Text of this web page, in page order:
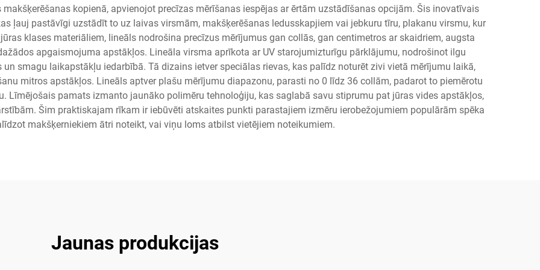
kopienā, apvienojot precīzas mērīšanas iespējas ar ērtām uzstādīšanas opcijām. Šis inovatīvais
ļauj pastāvīgi uzstādīt to uz laivas virsmām, makšķerēšanas ledusskapjiem vai jebkuru tīru, plakanu virsmu, kur
klases materiāliem, lineāls nodrošina precīzus mērījumus gan collās, gan centimetros ar skaidriem, augsta
apgaismojuma apstākļos. Lineāla virsma aprīkota ar UV starojumizturīgu pārklājumu, nodrošinot ilgu
smagu laikapstākļu iedarbībā. Tā dizains ietver speciālas rievas, kas palīdz noturēt zivi vietā mērījumu laikā,
mitros apstākļos. Lineāls aptver plašu mērījumu diapazonu, parasti no 0 līdz 36 collām, padarot to piemērotu
Līmējošais pamats izmanto jaunāko polimēru tehnoloģiju, kas saglabā savu stiprumu pat jūras vides apstākļos,
Šim praktiskajam rīkam ir iebūvēti atskaites punkti parastajiem izmēru ierobežojumiem populārām spēka
makšķerniekiem ātri noteikt, vai viņu loms atbilst vietējiem noteikumiem.
Jaunas produkcijas